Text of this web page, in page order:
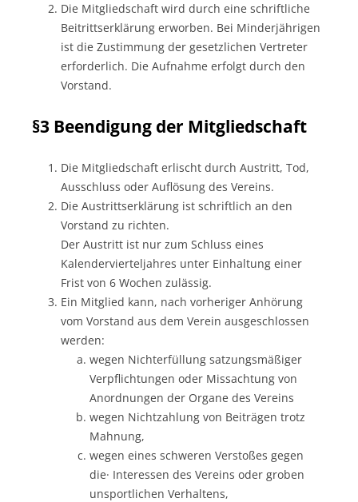
Die Mitgliedschaft wird durch eine schriftliche
Beitrittserklärung erworben. Bei Minderjährigen
ist die Zustimmung der gesetzlichen Vertreter
erforderlich. Die Aufnahme erfolgt durch den
Vorstand.
§3 Beendigung der Mitgliedschaft
Die Mitgliedschaft erlischt durch Austritt, Tod,
Ausschluss oder Auflösung des Vereins.
Die Austrittserklärung ist schriftlich an den
Vorstand zu richten.
Der Austritt ist nur zum Schluss eines
Kalendervierteljahres unter Einhaltung einer
Frist von 6 Wochen zulässig.
Ein Mitglied kann, nach vorheriger Anhörung
vom Vorstand aus dem Verein ausgeschlossen
werden:
wegen Nichterfüllung satzungsmäßiger
Verpflichtungen oder Missachtung von
Anordnungen der Organe des Vereins
wegen Nichtzahlung von Beiträgen trotz
Mahnung,
wegen eines schweren Verstoßes gegen
die· Interessen des Vereins oder groben
unsportlichen Verhaltens,